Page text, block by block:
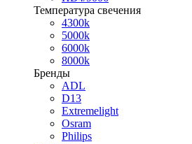
Температура свечения
4300k
5000k
6000k
8000k
Бренды
ADL
D13
Extremelight
Osram
Philips